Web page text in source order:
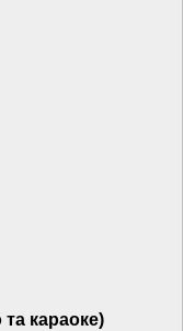
та караоке)